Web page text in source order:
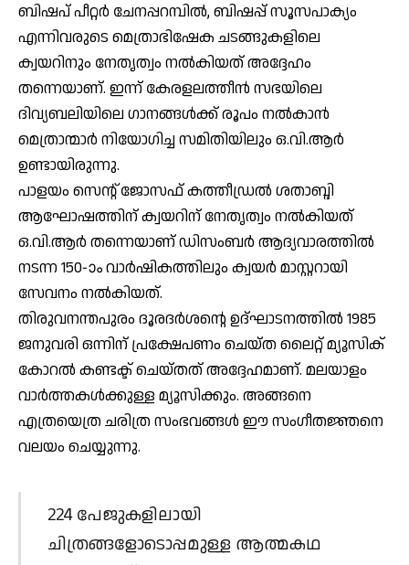
ബിഷപ് പീറ്റര്‍ ചേനപ്പറമ്പില്‍, ബിഷപ്പ് സൂസപാക്യം
എന്നിവരുടെ മെത്രാഭിഷേക ചടങ്ങുകളിലെ
ക്വയറിനും നേതൃത്വം നല്‍കിയത് അദ്ദേഹം
തന്നെയാണ്. ഇന്ന് കേരളലത്തീന്‍ സഭയിലെ
ദിവ്യബലിയിലെ ഗാനങ്ങള്‍ക്ക് രൂപം നല്‍കാന്‍
മെത്രാന്മാര്‍ നിയോഗിച്ച സമിതിയിലും ഒ.വി.ആര്‍
ഉണ്ടായിരുന്നു.
പാളയം സെന്റ് ജോസഫ് കത്തീഡ്രല്‍ ശതാബ്ദി
ആഘോഷത്തിന് ക്വയറിന് നേതൃത്വം നല്‍കിയത്
ഒ.വി.ആര്‍ തന്നെയാണ് ഡിസംബര്‍ ആദ്യവാരത്തില്‍
നടന്ന 150-ാം വാര്‍ഷികത്തിലും ക്വയര്‍ മാസ്റ്ററായി
സേവനം നല്‍കിയത്.
തിരുവനന്തപുരം ദൂരദര്‍ശന്റെ ഉദ്ഘാടനത്തില്‍ 1985
ജനുവരി ഒന്നിന് പ്രക്ഷേപണം ചെയ്ത ലൈറ്റ് മ്യൂസിക്
കോറല്‍ കണ്ടക്ട് ചെയ്തത് അദ്ദേഹമാണ്. മലയാളം
വാര്‍ത്തകള്‍ക്കുള്ള മ്യൂസിക്കും. അങ്ങനെ
എത്രയെത്ര ചരിത്ര സംഭവങ്ങള്‍ ഈ സംഗീതജ്ഞനെ
വലയം ചെയ്യുന്നു.
224 പേജുകളിലായി
ചിത്രങ്ങളോടൊപ്പമുള്ള ആത്മകഥ